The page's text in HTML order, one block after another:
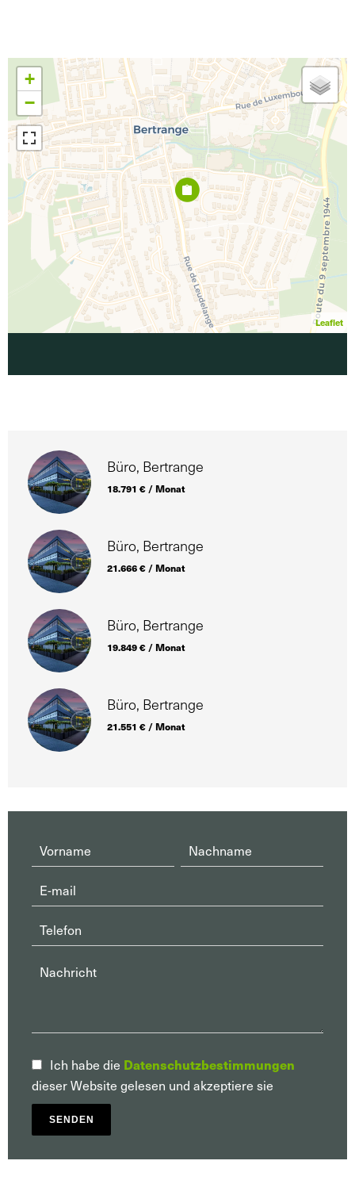
+
−
Leaflet
Büro, Bertrange
18.791 € / Monat
Büro, Bertrange
21.666 € / Monat
Büro, Bertrange
19.849 € / Monat
Büro, Bertrange
21.551 € / Monat
Ich habe die Datenschutzbestimmungen
dieser Website gelesen und akzeptiere sie
SENDEN